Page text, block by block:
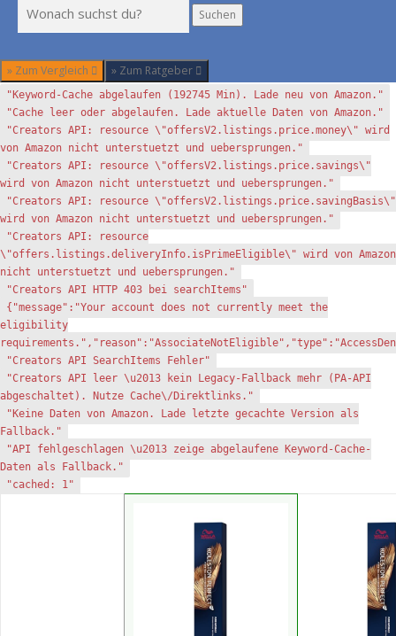
Suchen
» Zum Vergleich » Zum Ratgeber
"Keyword-Cache abgelaufen (192745 Min). Lade neu von Amazon."
"Cache leer oder abgelaufen. Lade aktuelle Daten von Amazon."
"Creators API: resource \"offersV2.listings.price.money\" wird
von Amazon nicht unterstuetzt und uebersprungen."
"Creators API: resource \"offersV2.listings.price.savings\"
wird von Amazon nicht unterstuetzt und uebersprungen."
"Creators API: resource \"offersV2.listings.price.savingBasis\"
wird von Amazon nicht unterstuetzt und uebersprungen."
"Creators API: resource
\"offers.listings.deliveryInfo.isPrimeEligible\" wird von Amazon
nicht unterstuetzt und uebersprungen."
"Creators API HTTP 403 bei searchItems"
{"message":"Your account does not currently meet the
eligibility
"Creators API SearchItems Fehler"
"Creators API leer \u2013 kein Legacy-Fallback mehr (PA-API
abgeschaltet). Nutze Cache\/Direktlinks."
"Keine Daten von Amazon. Lade letzte gecachte Version als
Fallback."
"API fehlgeschlagen \u2013 zeige abgelaufene Keyword-Cache-
Daten als Fallback."
"cached: 1"